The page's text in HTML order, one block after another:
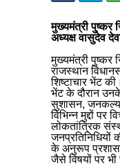
मुख्यमंत्री पुष्कर
अध्यक्ष वासुदेव
मुख्यमंत्री पुष्कर
राजस्थान
शिष्टाचार भेंट की।
भेंट के दौरान
सुशासन,
विभिन्न मुद्दों
लोकतांत्रिक
जनप्रतिनिधियों
के अनुरूप
जैसे विषयों पर भी